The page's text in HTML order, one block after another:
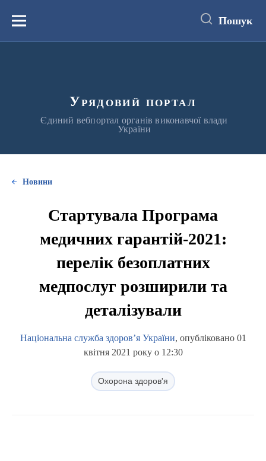
вмістуМеню Пошук
Урядовий портал
Єдиний вебпортал органів виконавчої влади
України
Новини
Стартувала Програма
медичних гарантій-2021:
перелік безоплатних
медпослуг розширили та
деталізували
Національна служба здоров’я України, опубліковано 01
квітня 2021 року о 12:30
Охорона здоров'я